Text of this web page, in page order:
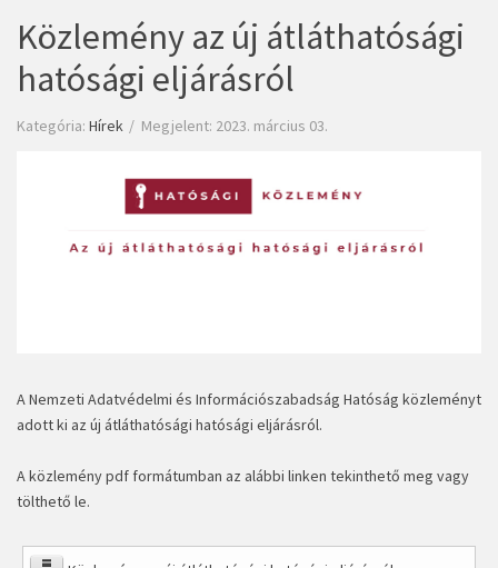
Közlemény az új átláthatósági
hatósági eljárásról
Kategória: Hírek Megjelent: 2023. március 03.
A Nemzeti Adatvédelmi és Információszabadság Hatóság közleményt
adott ki az új átláthatósági hatósági eljárásról.
A közlemény pdf formátumban az alábbi linken tekinthető meg vagy
tölthető le.